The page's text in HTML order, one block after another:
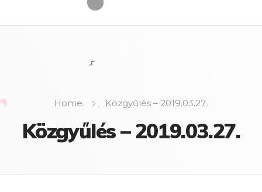
Home Közgyűlés – 2019.03.27.
Közgyűlés – 2019.03.27.